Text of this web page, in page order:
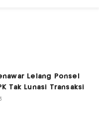
Lelang Ponsel
Tak Lunasi Transaksi